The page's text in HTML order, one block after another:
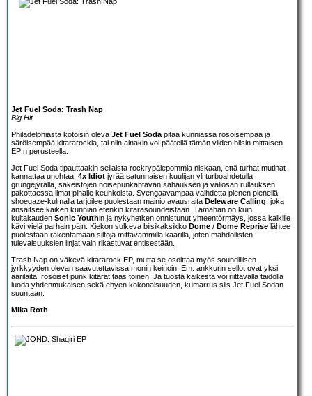
Jet Fuel Soda: Trash Nap
Big Hit
Philadelphiasta kotoisin oleva Jet Fuel Soda pitää kunniassa rosoisempaa ja
säröisempää kitararockia, tai niin ainakin voi päätellä tämän viiden biisin mittaisen
EP:n perusteella.
Jet Fuel Soda tipauttaakin sellaista rockrypälepommia niskaan, että turhat mutinat
kannattaa unohtaa. 4x Idiot jyrää satunnaisen kuulijan yli turboahdetulla
grungejyrällä, säkeistöjen noisepunkahtavan sahauksen ja väliosan rullauksen
pakottaessa ilmat pihalle keuhkoista. Svengaavampaa vaihdetta pienen pienellä
shoegaze-kulmalla tarjoilee puolestaan mainio avausraita Deleware Calling , joka
ansaitsee kaiken kunnian etenkin kitarasoundeistaan. Tämähän on kuin
kultakauden Sonic Youthin ja nykyhetken onnistunut yhteentörmäys, jossa kaikille
kävi vielä parhain päin. Kiekon sulkeva biisikaksikko Dome / Dome Reprise lähtee
puolestaan rakentamaan siltoja mittavammilla kaarilla, joten mahdollisten
tulevaisuuksien linjat vain rikastuvat entisestään.
Trash Nap on väkevä kitararock EP, mutta se osoittaa myös soundillisen
jyrkkyyden olevan saavutettavissa monin keinoin. Em. ankkurin sellot ovat yksi
äärilaita, rosoiset punk kitarat taas toinen. Ja tuosta kaikesta voi riittävällä taidolla
luoda yhdenmukaisen sekä ehyen kokonaisuuden, kumarrus siis Jet Fuel Sodan
suuntaan.
Mika Roth